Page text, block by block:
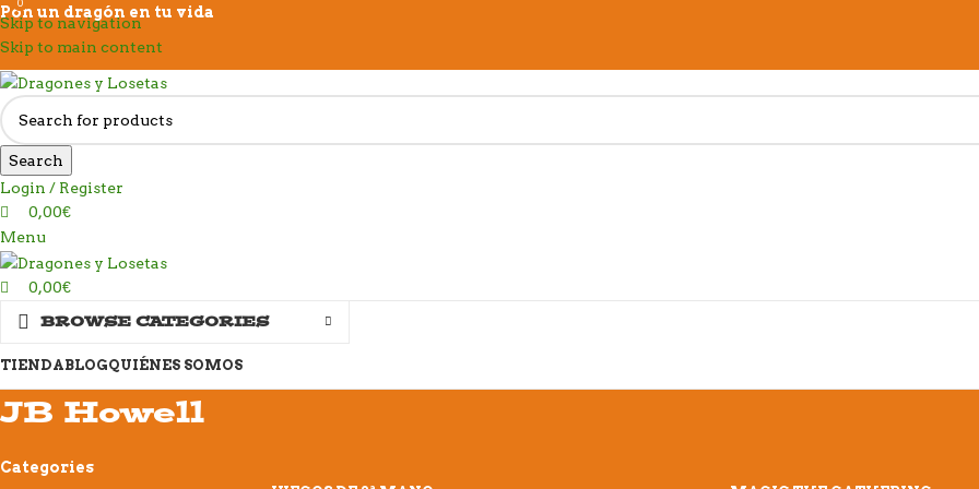
Skip to navigation
Skip to main content
Pon un dragón en tu vida
Search
Login / Register
0
0,00€
Menu
0
0,00€
BROWSE CATEGORIES
TIENDABLOGQUIÉNES SOMOS
JB Howell
Categories